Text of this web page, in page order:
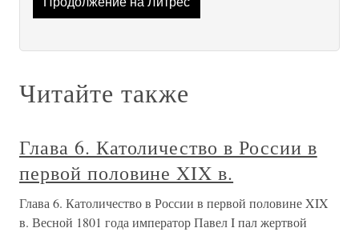
Читайте также
Глава 6. Католичество в России в
первой половине XIX в.
Глава 6. Католичество в России в первой половине XIX
в. Весной 1801 года император Павел I пал жертвой